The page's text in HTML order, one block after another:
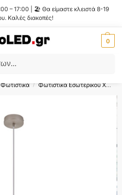
– 17:00 | 🏖️ Θα είμαστε κλειστά 8-19
Καλές διακοπές!
0
με τον κωδικό
Φωτιστικά / Φωτιστικά Εσωτερικού Χώρου